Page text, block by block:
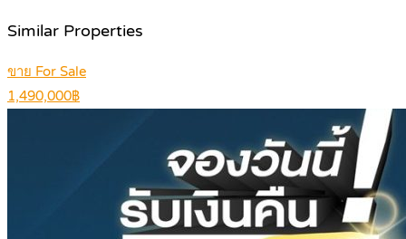
Similar Properties
ขาย For Sale
1,490,000฿